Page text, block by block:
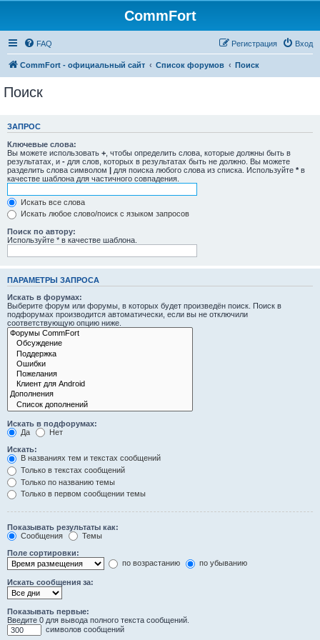
CommFort
FAQ Вход
Регистрация
CommFort - официальный сайт Список форумов Поиск
Поиск
ЗАПРОС
Ключевые слова:
Вы можете использовать + , чтобы определить слова, которые должны быть в
результатах, и - для слов, которых в результатах быть не должно. Вы можете
разделить слова символом | для поиска любого слова из списка. Используйте * в
качестве шаблона для частичного совпадения.
Искать все слова
Искать любое слово/поиск с языком запросов
Поиск по автору:
Используйте * в качестве шаблона.
ПАРАМЕТРЫ ЗАПРОСА
Искать в форумах:
Выберите форум или форумы, в которых будет произведён поиск. Поиск в
подфорумах производится автоматически, если вы не отключили
соответствующую опцию ниже.
Искать в подфорумах:
Да
Нет
Искать:
В названиях тем и текстах сообщений
Только в текстах сообщений
Только по названию темы
Только в первом сообщении темы
Показывать результаты как:
Сообщения
Темы
Поле сортировки:
по возрастанию
по убыванию
Искать сообщения за:
Показывать первые:
Введите 0 для вывода полного текста сообщений.
символов сообщений